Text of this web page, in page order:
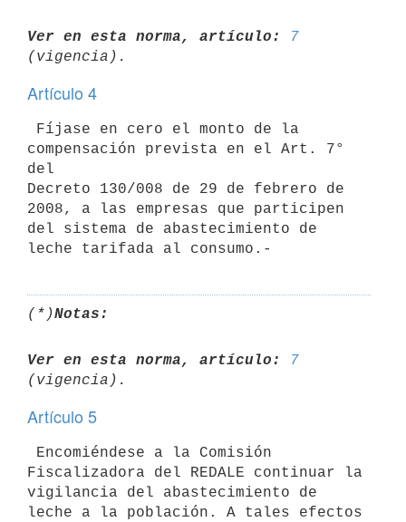
Ver en esta norma, artículo:
7
Artículo 4
compensación prevista en el Art. 7°
del
Decreto 130/008 de 29 de febrero de
2008, a las empresas que participen
del sistema de abastecimiento de
(*)Notas:
Ver en esta norma, artículo:
7
Artículo 5
Fiscalizadora del REDALE continuar la
vigilancia del abastecimiento de
leche a la población. A tales efectos